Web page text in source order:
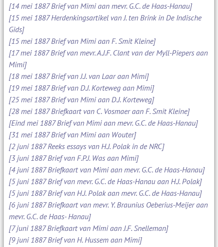
[14 mei 1887 Brief van Mimi aan mevr. G.C. de Haas-Hanau]
[15 mei 1887 Herdenkingsartikel van J. ten Brink in De Indische
Gids]
[15 mei 1887 Brief van Mimi aan F. Smit Kleine]
[17 mei 1887 Brief van mevr. A.J.F. Clant van der Myll-Piepers aan
Mimi]
[18 mei 1887 Brief van J.J. van Laar aan Mimi]
[19 mei 1887 Brief van D.J. Korteweg aan Mimi]
[25 mei 1887 Brief van Mimi aan D.J. Korteweg]
[28 mei 1887 Briefkaart van C. Vosmaer aan F. Smit Kleine]
[Eind mei 1887 Brief van Mimi aan mevr. G.C. de Haas-Hanau]
[31 mei 1887 Brief van Mimi aan Wouter]
[2 juni 1887 Reeks essays van H.J. Polak in de NRC]
[3 juni 1887 Brief van F.P.J. Was aan Mimi]
[4 juni 1887 Briefkaart van Mimi aan mevr. G.C. de Haas-Hanau]
[5 juni 1887 Brief van mevr. G.C. de Haas-Hanau aan H.J. Polak]
[5 juni 1887 Brief van H.J. Polak aan mevr. G.C. de Haas-Hanau]
[6 juni 1887 Briefkaart van mevr. Y. Braunius Oeberius-Meijer aan
mevr. G.C. de Haas- Hanau]
[7 juni 1887 Briefkaart van Mimi aan J.F. Snelleman]
[9 juni 1887 Brief van H. Hussem aan Mimi]